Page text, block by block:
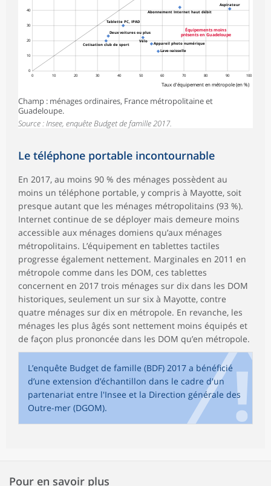
0
10
20
30
40
0 10 20 30 40 50 60 70 80 90 100
Taux d'équipement en métropole (en %)
Cotisation club de sport
Deux voitures ou plus
Tablette PC, IPAD
Vélo Appareil photo numérique
Lave-vaisselle
Abonnement Internet haut débit
Aspirateur
Équipements moins
présents en Guadeloupe
Champ : ménages ordinaires, France métropolitaine et
Guadeloupe.
Source : Insee, enquête Budget de famille 2017.
Le téléphone portable incontournable
En 2017, au moins 90 % des ménages possèdent au
moins un téléphone portable, y compris à Mayotte, soit
presque autant que les ménages métropolitains (93 %).
Internet continue de se déployer mais demeure moins
accessible aux ménages domiens qu’aux ménages
métropolitains. L’équipement en tablettes tactiles
progresse également nettement. Marginales en 2011 en
métropole comme dans les DOM, ces tablettes
concernent en 2017 trois ménages sur dix dans les DOM
historiques, seulement un sur six à Mayotte, contre
quatre ménages sur dix en métropole. En revanche, les
ménages les plus âgés sont nettement moins équipés et
de façon plus prononcée dans les DOM qu’en métropole.
L’enquête Budget de famille (BDF) 2017 a bénéficié
d’une extension d’échantillon dans le cadre d'un
partenariat entre l'Insee et la Direction générale des
Outre-mer (DGOM).
Pour en savoir plus